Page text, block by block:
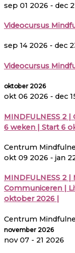
sep 01 2026 - dec
Videocursus
sep 14 2026 - dec
Videocursus
oktober 2026
okt 06 2026 - dec
MINDFULNESS 2
6 weken | Start 6
Centrum
okt 09 2026 - jan
MINDFULNESS 2
Communiceren |
oktober 2026 |
Centrum
november 2026
nov 07 - 21 2026